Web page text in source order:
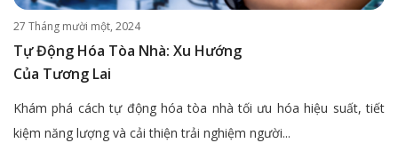
27 Tháng mười một, 2024
Tự Động Hóa Tòa Nhà: Xu Hướng
Của Tương Lai
Khám phá cách tự động hóa tòa nhà tối ưu hóa hiệu suất, tiết
kiệm năng lượng và cải thiện trải nghiệm người...